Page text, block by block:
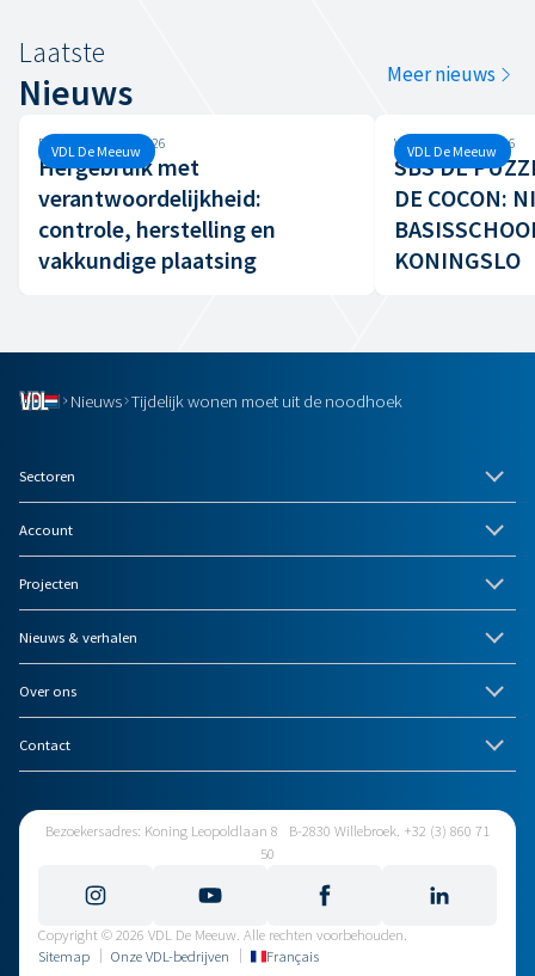
Laatste
Nieuws Meer nieuws
VDL De Meeuw
Dinsdag, 16 juni, 2026
Hergebruik met
verantwoordelijkheid:
controle, herstelling en
vakkundige plaatsing
VDL De Meeuw
Vrijdag, 12 juni, 2026
SBS DE
DE COCON:
KONINGSLO
Nieuws Tijdelijk wonen moet uit de noodhoek
Sectoren
Account
Projecten
Nieuws & verhalen
Over ons
Contact
Bezoekersadres: Koning Leopoldlaan 8 B-2830 Willebroek. +32 (3) 860 71
50
Copyright © 2026 VDL De Meeuw. Alle rechten voorbehouden.
Sitemap
Onze VDL-bedrijven Français